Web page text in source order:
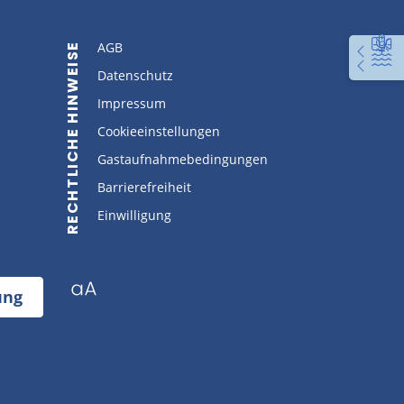
RECHTLICHE HINWEISE
AGB
Datenschutz
Impressum
Cookieeinstellungen
Gastaufnahmebedingungen
Barrierefreiheit
Einwilligung